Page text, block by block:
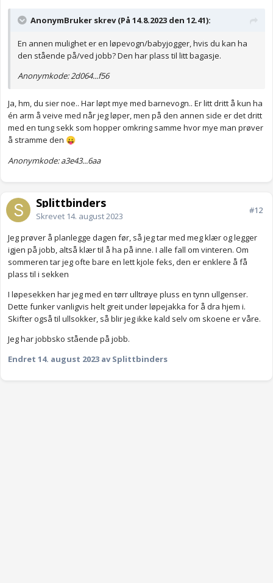
AnonymBruker skrev (På 14.8.2023 den 12.41):
En annen mulighet er en løpevogn/babyjogger, hvis du kan ha
den stående på/ved jobb? Den har plass til litt bagasje.
Anonymkode: 2d064...f56
Ja, hm, du sier noe.. Har løpt mye med barnevogn.. Er litt dritt å kun ha
én arm å veive med når jeg løper, men på den annen side er det dritt
med en tung sekk som hopper omkring samme hvor mye man prøver
å stramme den 😛
Anonymkode: a3e43...6aa
Splittbinders
Skrevet 14. august 2023
#12
Jeg prøver å planlegge dagen før, så jeg tar med meg klær og legger
igjen på jobb, altså klær til å ha på inne. I alle fall om vinteren. Om
sommeren tar jeg ofte bare en lett kjole feks, den er enklere å få
plass til i sekken
I løpesekken har jeg med en tørr ulltrøye pluss en tynn ullgenser.
Dette funker vanligvis helt greit under løpejakka for å dra hjem i.
Skifter også til ullsokker, så blir jeg ikke kald selv om skoene er våre.
Jeg har jobbsko stående på jobb.
Endret 14. august 2023 av Splittbinders